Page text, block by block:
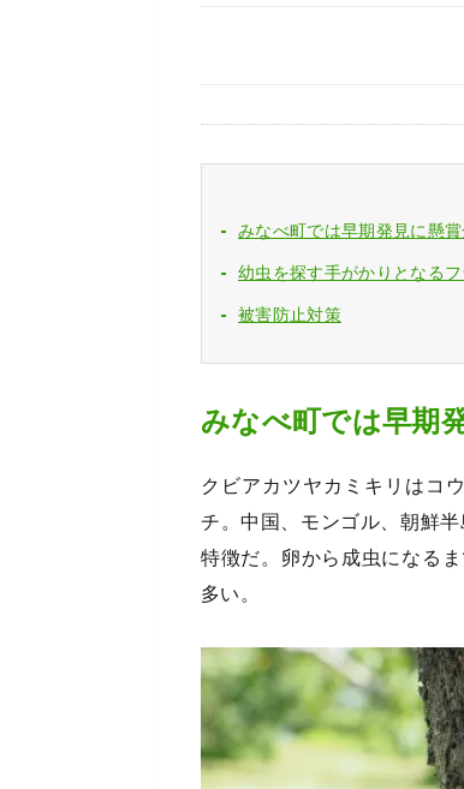
みなべ町では早期発見に懸賞
幼虫を探す手がかりとなる
被害防止対策
みなべ町では早期
クビアカツヤカミキリはコ
チ。中国、モンゴル、朝鮮
特徴だ。卵から成虫になる
多い。